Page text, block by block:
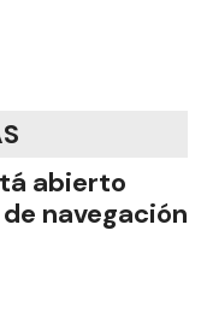
abierto
navegación